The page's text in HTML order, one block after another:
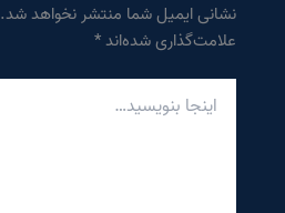
نشانی ایمیل شما منتشر نخواهد شد.
علامت‌گذاری شده‌اند*
بنویسید…